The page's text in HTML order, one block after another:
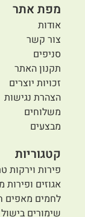
מפת אתר
אודות
צור קשר
סניפים
תקנון האתר
זכויות יוצרים
הצהרת נגישות
משלוחים
מבצעים
קטגוריות
פירות וירקות
אגוזים ופירות
לחמים מאפים
שימורים